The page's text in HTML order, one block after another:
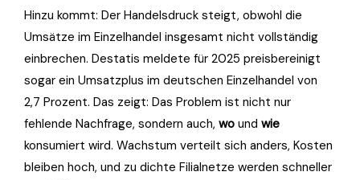
Hinzu kommt: Der Handelsdruck steigt, obwohl die
Umsätze im Einzelhandel insgesamt nicht vollständig
einbrechen. Destatis meldete für 2025 preisbereinigt
sogar ein Umsatzplus im deutschen Einzelhandel von
2,7 Prozent. Das zeigt: Das Problem ist nicht nur
fehlende Nachfrage, sondern auch, wo und wie
konsumiert wird. Wachstum verteilt sich anders, Kosten
bleiben hoch, und zu dichte Filialnetze werden schneller